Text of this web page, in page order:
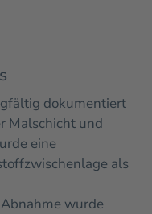
dokumentiert
Malschicht und
eine
als
wurde